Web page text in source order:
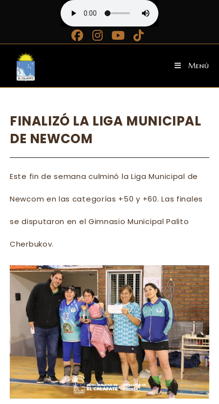
contenido
Menú
FINALIZÓ LA LIGA MUNICIPAL
DE NEWCOM
Este fin de semana culminó la Liga Municipal de
Newcom en las categorías +50 y +60. Las finales
se disputaron en el Gimnasio Municipal Palito
Cherbukov.